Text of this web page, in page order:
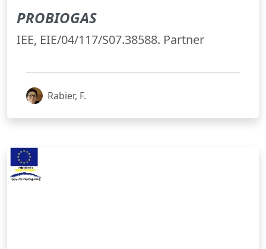
PROBIOGAS
IEE, EIE/04/117/S07.38588. Partner
Rabier, F.